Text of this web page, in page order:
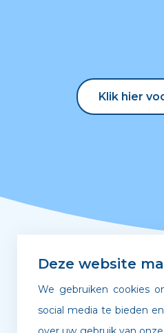
Klik hier
Klik hier
Snel naar
Deze website
We gebruiken cookies
social media te bieden